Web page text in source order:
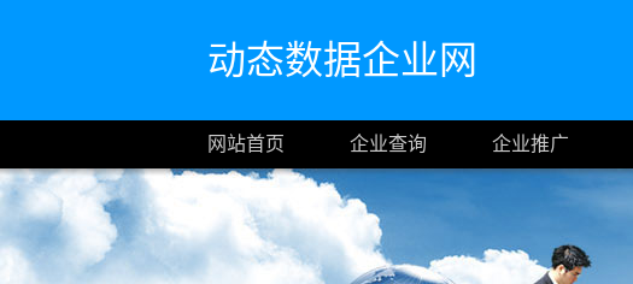
动态数据企业网
网站首页 企业查询 企业推广